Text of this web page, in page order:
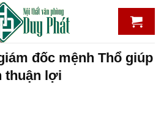
đốc mệnh Thổ giúp
thuận lợi